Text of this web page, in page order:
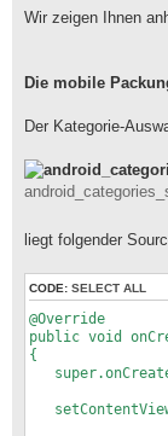
Wir zeigen Ihnen
Die mobile
Der Kategorie-
liegt folgender
CODE: SELECT ALL
@Override
public void
{